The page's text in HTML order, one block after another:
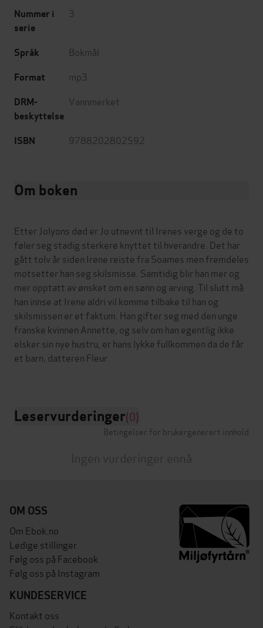
Nummer i
serie
3
Språk Bokmål
Format mp3
DRM-
beskyttelse
Vannmerket
ISBN 9788202802592
Om boken
Etter Jolyons død er Jo utnevnt til Irenes verge og de to
føler seg stadig sterkere knyttet til hverandre. Det har
gått tolv år siden Irene reiste fra Soames men fremdeles
motsetter han seg skilsmisse. Samtidig blir han mer og
mer opptatt av ønsket om en sønn og arving. Til slutt må
han innse at Irene aldri vil komme tilbake til han og
skilsmissen er et faktum. Han gifter seg med den unge
franske kvinnen Annette, og selv om han egentlig ikke
elsker sin nye hustru, er hans lykke fullkommen da de får
et barn, datteren Fleur.
Leservurderinger(0)
Betingelser for brukergenerert innhold
Ingen vurderinger ennå
OM OSS
Om Ebok.no
Ledige stillinger
Følg oss på Facebook
Følg oss på Instagram
KUNDESERVICE
Kontakt oss